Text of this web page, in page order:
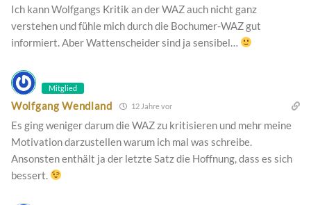
Ich kann Wolfgangs Kritik an der WAZ auch nicht ganz
verstehen und fühle mich durch die Bochumer-WAZ gut
informiert. Aber Wattenscheider sind ja sensibel…
Mitglied
Wolfgang Wendland 12 Jahre vor
Es ging weniger darum die WAZ zu kritisieren und mehr meine
Motivation darzustellen warum ich mal was schreibe.
Ansonsten enthält ja der letzte Satz die Hoffnung, dass es sich
bessert.